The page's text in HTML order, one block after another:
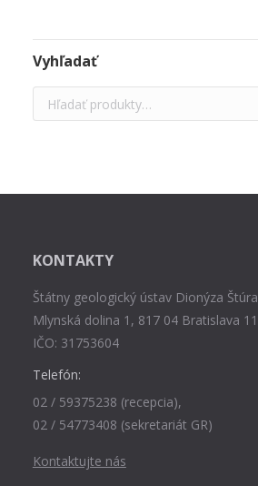
Vyhľadať
KONTAKTY
Štátny geologický ústav Dionýza Štúra
Mlynská dolina 1, 817 04 Bratislava 11
IČO: 31753604
Telefón:
02 / 59375238 (recepcia),
02 / 54773408 (sekretariát GR)
Kontaktujte nás